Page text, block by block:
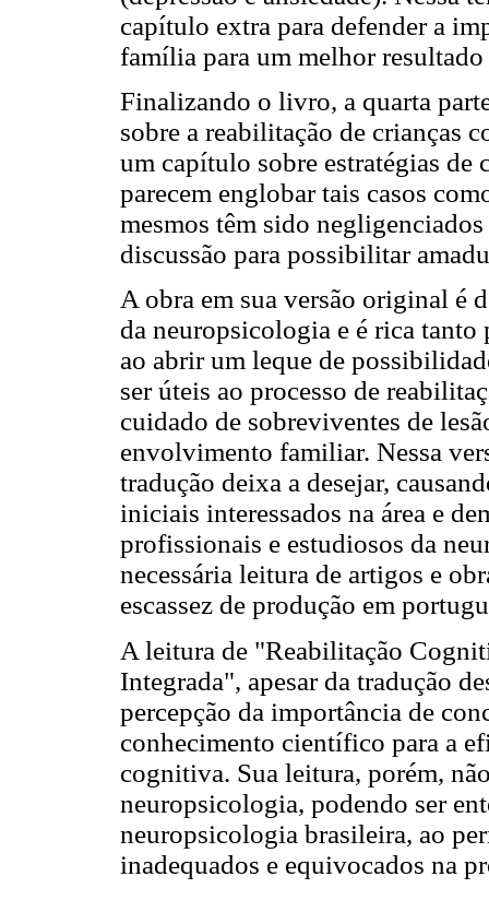
capítulo extra para defender a
família para um melhor
Finalizando o livro, a quarta
sobre a reabilitação de crianças
um capítulo sobre estratégias de
parecem englobar tais casos
mesmos têm sido
discussão para possibilitar
A obra em sua versão original é
da neuropsicologia e é rica tanto
ao abrir um leque de
ser úteis ao processo de
cuidado de sobreviventes de
envolvimento familiar. Nessa
tradução deixa a desejar,
iniciais interessados na área e
profissionais e estudiosos da
necessária leitura de artigos e
escassez de produção em
A leitura de "Reabilitação
Integrada", apesar da tradução
percepção da importância de
conhecimento científico para a
cognitiva. Sua leitura, porém,
neuropsicologia, podendo ser
neuropsicologia brasileira, ao
inadequados e equivocados na